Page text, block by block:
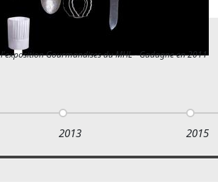
Gourmandises du MHL - Gadagne en 2011
2013 2015